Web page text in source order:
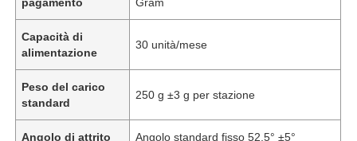
Capacità di
alimentazione
30 unità/mese
Peso del carico
standard
250 g ±3 g per stazione
Angolo di attrito Angolo standard fisso 52,5° ±5°